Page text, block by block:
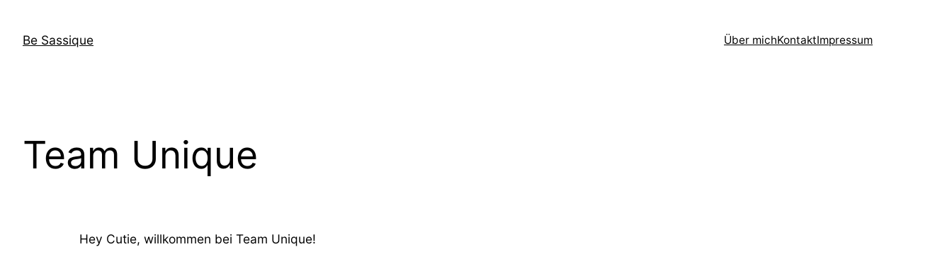
Be Sassique Über michKontaktImpressum
Team Unique
Hey Cutie, willkommen bei Team Unique!